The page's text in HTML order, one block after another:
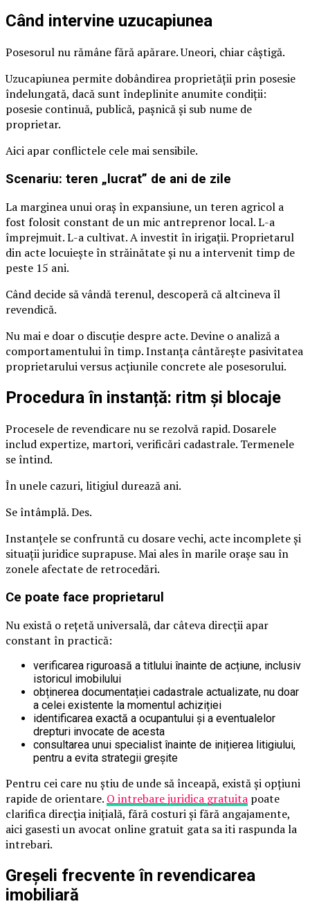
Când intervine uzucapiunea
Posesorul nu rămâne fără apărare. Uneori, chiar câștigă.
Uzucapiunea permite dobândirea proprietății prin posesie
îndelungată, dacă sunt îndeplinite anumite condiții:
posesie continuă, publică, pașnică și sub nume de
proprietar.
Aici apar conflictele cele mai sensibile.
Scenariu: teren „lucrat” de ani de zile
La marginea unui oraș în expansiune, un teren agricol a
fost folosit constant de un mic antreprenor local. L-a
împrejmuit. L-a cultivat. A investit în irigații. Proprietarul
din acte locuiește în străinătate și nu a intervenit timp de
peste 15 ani.
Când decide să vândă terenul, descoperă că altcineva îl
revendică.
Nu mai e doar o discuție despre acte. Devine o analiză a
comportamentului în timp. Instanța cântărește pasivitatea
proprietarului versus acțiunile concrete ale posesorului.
Procedura în instanță: ritm și blocaje
Procesele de revendicare nu se rezolvă rapid. Dosarele
includ expertize, martori, verificări cadastrale. Termenele
se întind.
În unele cazuri, litigiul durează ani.
Se întâmplă. Des.
Instanțele se confruntă cu dosare vechi, acte incomplete și
situații juridice suprapuse. Mai ales în marile orașe sau în
zonele afectate de retrocedări.
Ce poate face proprietarul
Nu există o rețetă universală, dar câteva direcții apar
constant în practică:
verificarea riguroasă a titlului înainte de acțiune, inclusiv
istoricul imobilului
obținerea documentației cadastrale actualizate, nu doar
a celei existente la momentul achiziției
identificarea exactă a ocupantului și a eventualelor
drepturi invocate de acesta
consultarea unui specialist înainte de inițierea litigiului,
pentru a evita strategii greșite
Pentru cei care nu știu de unde să înceapă, există și opțiuni
rapide de orientare. O intrebare juridica gratuita poate
clarifica direcția inițială, fără costuri și fără angajamente,
aici gasesti un avocat online gratuit gata sa iti raspunda la
intrebari.
Greșeli frecvente în revendicarea
imobiliară